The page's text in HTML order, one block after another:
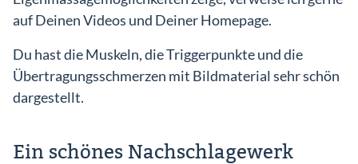
auf Deinen Videos und Deiner Homepage.
Du hast die Muskeln, die Triggerpunkte und die
Übertragungsschmerzen mit Bildmaterial sehr schön
dargestellt.
Ein schönes Nachschlagewerk